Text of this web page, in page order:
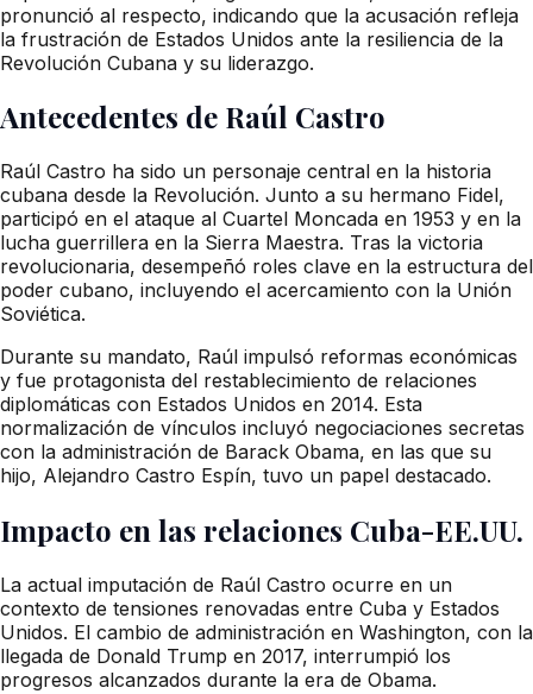
pronunció al respecto, indicando que la acusación refleja
la frustración de Estados Unidos ante la resiliencia de la
Revolución Cubana y su liderazgo.
Antecedentes de Raúl Castro
Raúl Castro ha sido un personaje central en la historia
cubana desde la Revolución. Junto a su hermano Fidel,
participó en el ataque al Cuartel Moncada en 1953 y en la
lucha guerrillera en la Sierra Maestra. Tras la victoria
revolucionaria, desempeñó roles clave en la estructura del
poder cubano, incluyendo el acercamiento con la Unión
Soviética.
Durante su mandato, Raúl impulsó reformas económicas
y fue protagonista del restablecimiento de relaciones
diplomáticas con Estados Unidos en 2014. Esta
normalización de vínculos incluyó negociaciones secretas
con la administración de Barack Obama, en las que su
hijo, Alejandro Castro Espín, tuvo un papel destacado.
Impacto en las relaciones Cuba-EE.UU.
La actual imputación de Raúl Castro ocurre en un
contexto de tensiones renovadas entre Cuba y Estados
Unidos. El cambio de administración en Washington, con la
llegada de Donald Trump en 2017, interrumpió los
progresos alcanzados durante la era de Obama.